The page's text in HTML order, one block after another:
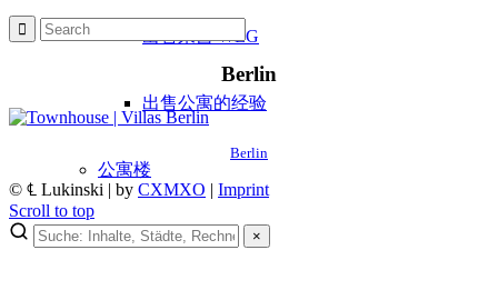
出售来自 WEG
出售公寓的经验
公寓楼
出售公寓楼
Berlin
Berlin
© ℄ Lukinski | by CXMXO | Imprint
Scroll to top
×